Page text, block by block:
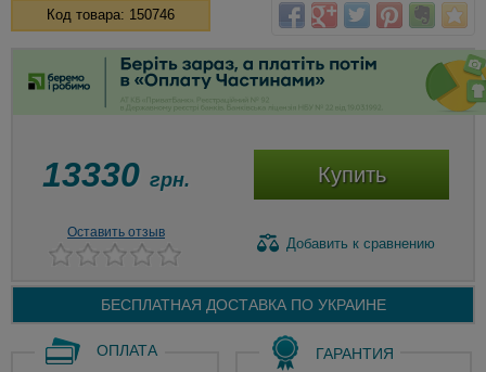
Код товара: 150746
13330 грн. Купить
Оставить отзыв
Добавить к сравнению
БЕСПЛАТНАЯ ДОСТАВКА ПО УКРАИНЕ
ОПЛАТА ГАРАНТИЯ